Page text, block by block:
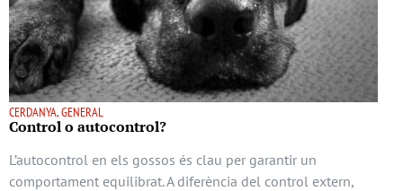
CERDANYA, GENERAL
Control o autocontrol?
L’autocontrol en els gossos és clau per garantir un
comportament equilibrat. A diferència del control extern,